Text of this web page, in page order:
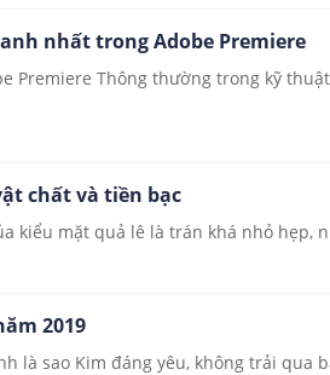
nhất trong Adobe Premiere
Premiere Thông thường trong kỹ
chất và tiền bạc
kiểu mặt quả lê là trán khá nhỏ hẹp,
2019
là sao Kim đáng yêu, không trải qua